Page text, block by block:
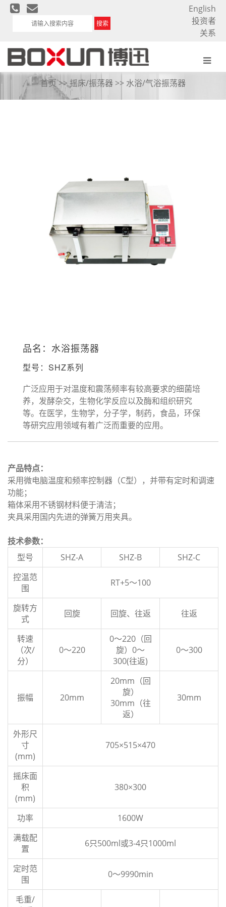
搜索
English
投资者
关系
水浴振荡器
首页>>摇床/振荡器 >> 水浴/气浴振荡器
品名：水浴振荡器
型号：SHZ系列
广泛应用于对温度和震荡频率有较高要求的细菌培
养，发酵杂交，生物化学反应以及酶和组织研究
等。在医学，生物学，分子学，制药，食品，环保
等研究应用领域有着广泛而重要的应用。
产品特点：
采用微电脑温度和频率控制器（C型），并带有定时和调速
功能；
箱体采用不锈钢材料便于清洁；
夹具采用国内先进的弹簧万用夹具。
技术参数：
型号
SHZ-A SHZ-B
SHZ-C
控温范
围
RT+5～100
旋转方
式
回旋 回旋、往返 往返
转速
（次/
分）
0～220
0～220（回
旋）0～
300(往返)
0～300
振幅 20mm
20mm（回
旋）
30mm（往
返）
30mm
外形尺
寸
(mm)
705×515×470
摇床面
积
(mm)
380×300
功率
1600W
满载配
置
6只500ml或3-4只1000ml
定时范
围
0～9990min
毛重/